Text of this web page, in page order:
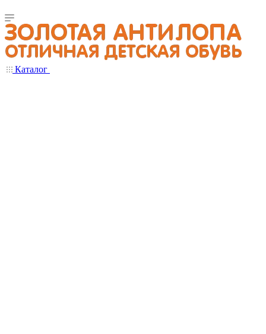
Каталог